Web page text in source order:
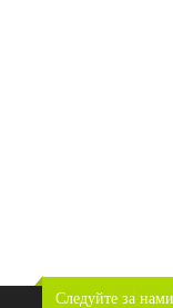
Следуйте за